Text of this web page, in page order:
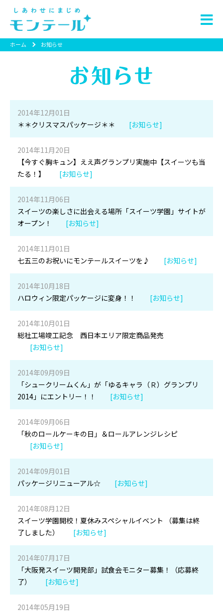
ホーム お知らせ
2014年12月01日
＊＊クリスマスパッケージ＊＊
[お知らせ]
2014年11月20日
【今すぐ胸キュン】ええ声グランプリ実施中【スイーツも当
たる！】
[お知らせ]
2014年11月06日
スイーツの楽しさに出会える場所「スイーツ学園」サイトが
オープン！
[お知らせ]
2014年11月01日
七五三のお祝いにモンテールスイーツを♪
[お知らせ]
2014年10月18日
ハロウィン限定パッケージに変身！！
[お知らせ]
2014年10月01日
総社工場竣工記念 西日本エリア限定商品発売
[お知らせ]
2014年09月09日
「シュークリームくん」が「ゆるキャラ（Ｒ）グランプリ
2014」にエントリー！！
[お知らせ]
2014年09月06日
「秋のロールケーキの日」＆ロールアレンジレシピ
[お知らせ]
2014年09月01日
パッケージリニューアル☆
[お知らせ]
2014年08月12日
スイーツ学園開校！夏休みスペシャルイベント （募集は終
了しました）
[お知らせ]
2014年07月17日
「大阪発スイーツ開発部」試食会モニター募集！（応募終
了）
[お知らせ]
2014年05月19日